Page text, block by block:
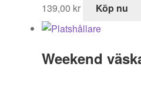
139,00 kr Köp nu
Weekend